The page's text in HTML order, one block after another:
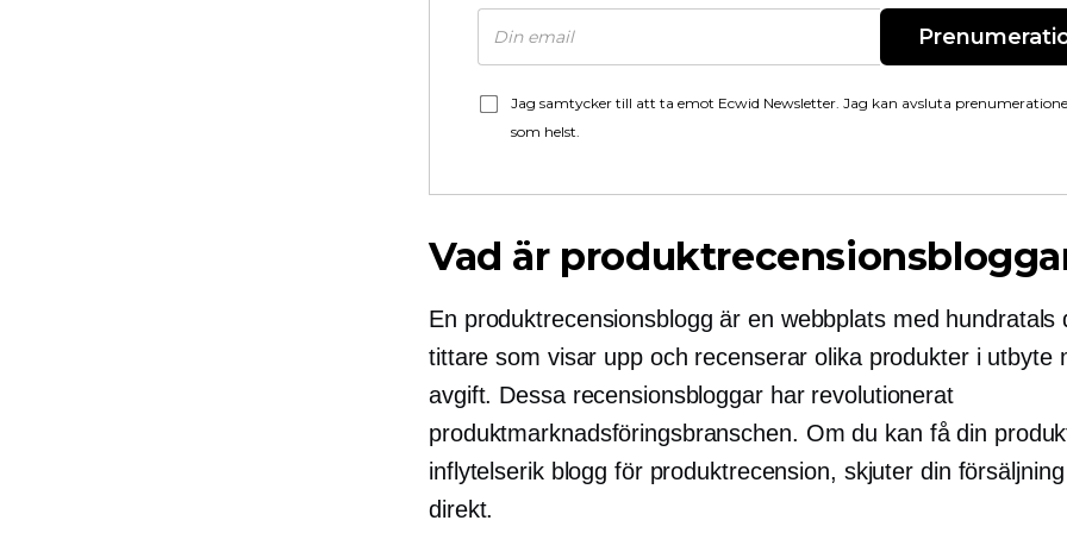
Jag samtycker till att ta emot Ecwid Newsletter. Jag kan avsluta
som helst.
Vad är
En produktrecensionsblogg är en webbplats med hundratals
tittare som visar upp och recenserar olika produkter i utbyte
avgift. Dessa recensionsbloggar har revolutionerat
produktmarknadsföringsbranschen. Om du kan få din
inflytelserik blogg för produktrecension, skjuter din
direkt.